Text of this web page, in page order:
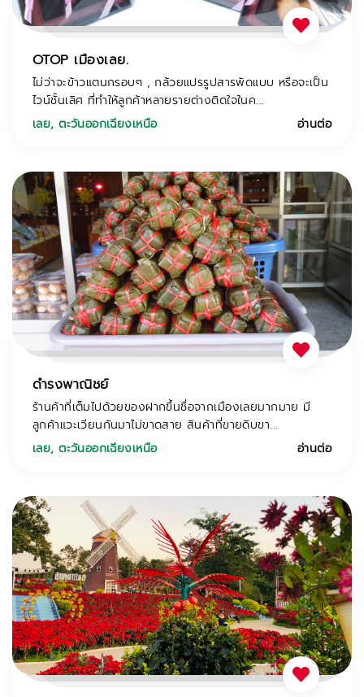
OTOP เมืองเลย.
ไม่ว่าจะข้าวแตนกรอบๆ , กล้วยแปรรูปสารพัดแบบ หรือจะเป็น
ไวน์ชั้นเลิศ ที่ทำให้ลูกค้าหลายรายต่างติดใจในค...
เลย,ตะวันออกเฉียงเหนือ อ่านต่อ
ดำรงพาณิชย์
ร้านค้าที่เต็มไปด้วยของฝากขึ้นชื่อจากเมืองเลยมากมาย มี
ลูกค้าแวะเวียนกันมาไม่ขาดสาย สินค้าที่ขายดิบขา...
เลย,ตะวันออกเฉียงเหนือ อ่านต่อ